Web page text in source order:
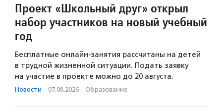
Проект «Школьный друг» открыл
набор участников на новый учебный
год
Бесплатные онлайн-занятия рассчитаны на детей
в трудной жизненной ситуации. Подать заявку
на участие в проекте можно до 20 августа.
Новости · 07.08.2026 · Образование